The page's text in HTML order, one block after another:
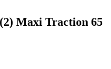
Maxi Traction 65